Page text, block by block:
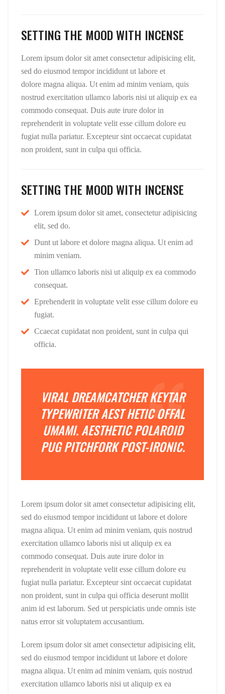
SETTING THE MOOD WITH INCENSE
Lorem ipsum dolor sit amet consectetur adipisicing elit,
sed do eiusmod tempor incididunt ut labore et
dolore magna aliqua. Ut enim ad minim veniam, quis
nostrud exercitation ullamco laboris nisi ut aliquip ex ea
commodo consequat. Duis aute irure dolor in
reprehenderit in voluptate velit esse cillum dolore eu
fugiat nulla pariatur. Excepteur sint occaecat cupidatat
non proident, sunt in culpa qui officia.
SETTING THE MOOD WITH INCENSE
Lorem ipsum dolor sit amet, consectetur adipisicing
elit, sed do.
Dunt ut labore et dolore magna aliqua. Ut enim ad
minim veniam.
Tion ullamco laboris nisi ut aliquip ex ea commodo
consequat.
Eprehenderit in voluptate velit esse cillum dolore eu
fugiat.
Ccaecat cupidatat non proident, sunt in culpa qui
officia.
VIRAL DREAMCATCHER KEYTAR
TYPEWRITER AEST HETIC OFFAL
UMAMI. AESTHETIC POLAROID
PUG PITCHFORK POST-IRONIC.
Lorem ipsum dolor sit amet consectetur adipisicing elit,
sed do eiusmod tempor incididunt ut labore et dolore
magna aliqua. Ut enim ad minim veniam, quis nostrud
exercitation ullamco laboris nisi ut aliquip ex ea
commodo consequat. Duis aute irure dolor in
reprehenderit in voluptate velit esse cillum dolore eu
fugiat nulla pariatur. Excepteur sint occaecat cupidatat
non proident, sunt in culpa qui officia deserunt mollit
anim id est laborum. Sed ut perspiciatis unde omnis iste
natus error sit voluptatem accusantium.
Lorem ipsum dolor sit amet consectetur adipisicing elit,
sed do eiusmod tempor incididunt ut labore et dolore
magna aliqua. Ut enim ad minim veniam, quis nostrud
exercitation ullamco laboris nisi ut aliquip ex ea